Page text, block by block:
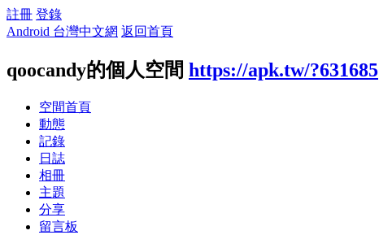
註冊 登錄
Android 台灣中文網 返回首頁
qoocandy的個人空間 https://apk.tw/?631685
空間首頁
動態
記錄
日誌
相冊
主題
分享
留言板